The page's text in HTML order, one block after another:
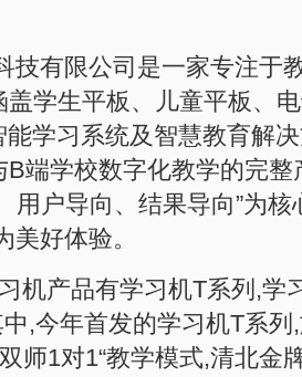
技有限公司是一家专注于
盖学生平板、儿童平板、
学习系统及智慧教育解
B端学校数字化教学的完
用户导向、结果导向”为
美好体验。
机产品有学习机T系列,学
,今年首发的学习机T系
师1对1“教学模式,清北金